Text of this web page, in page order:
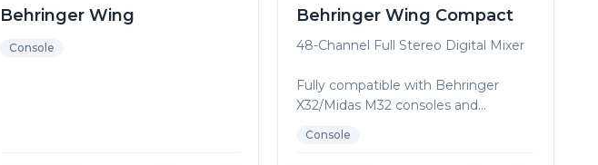
Behringer Wing
Console
Behringer Wing Compact
48-Channel Full Stereo Digital Mixer
Fully compatible with Behringer
X32/Midas M32 consoles and...
Console